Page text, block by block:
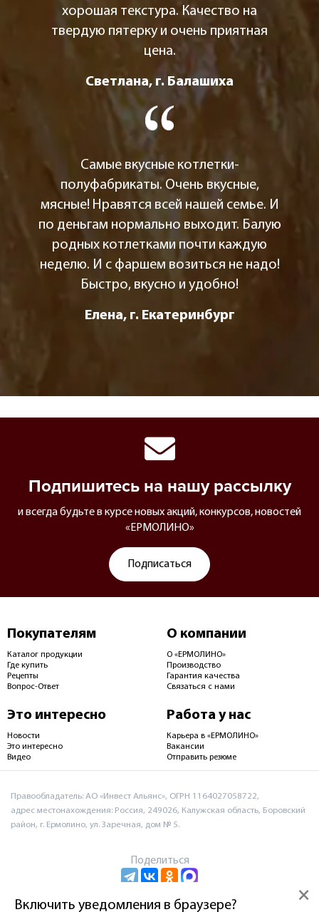
хорошая текстура. Качество на
твердую пятерку и очень приятная
цена.
Светлана, г. Балашиха
Самые вкусные котлетки-
полуфабрикаты. Очень вкусные,
мясные! Нравятся всей нашей семье. И
по деньгам нормально выходит. Балую
родных котлетками почти каждую
неделю. И с фаршем возиться не надо!
Быстро, вкусно и удобно!
Елена, г. Екатеринбург
Подпишитесь на нашу рассылку
и всегда будьте в курсе новых акций, конкурсов, новостей
«ЕРМОЛИНО»
Подписаться
Покупателям
Каталог продукции
Где купить
Рецепты
Вопрос-Ответ
О компании
О «ЕРМОЛИНО»
Производство
Гарантия качества
Связаться с нами
Это интересно
Новости
Это интересно
Видео
Работа у нас
Карьера в «ЕРМОЛИНО»
Вакансии
Отправить резюме
Правообладатель: АО «Инвест Альянс», ОГРН 1164027058722,
адрес местонахождения: Россия, 249026, Калужская область, Боровский
район, г. Ермолино, ул. Заречная, дом № 5.
Поделиться
×
Включить уведомления в браузере?